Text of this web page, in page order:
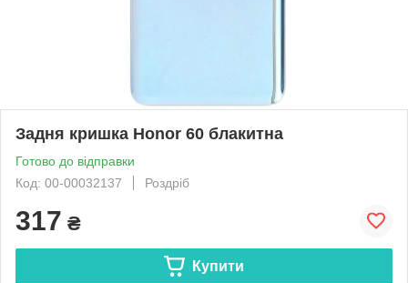
Задня кришка Honor 60 блакитна
Готово до відправки
Код: 00-00032137
Роздріб
317 ₴
Купити